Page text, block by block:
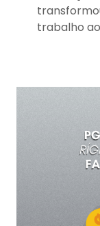
trabalho